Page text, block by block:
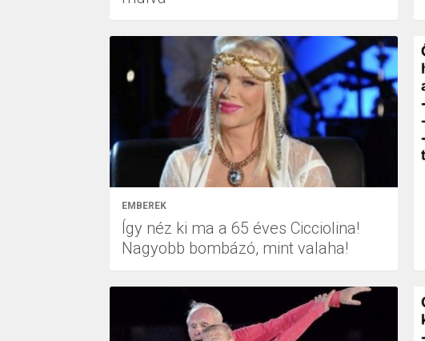
EMBEREK
Így néz ki ma a 65 éves Cicciolina!
Nagyobb bombázó, mint valaha!